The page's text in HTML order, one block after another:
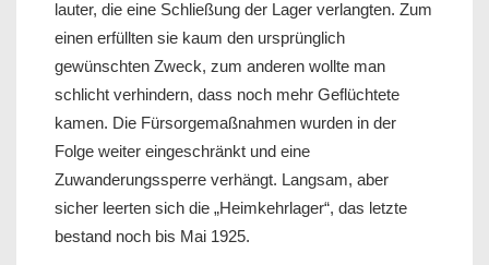
lauter, die eine Schließung der Lager verlangten. Zum
einen erfüllten sie kaum den ursprünglich
gewünschten Zweck, zum anderen wollte man
schlicht verhindern, dass noch mehr Geflüchtete
kamen. Die Fürsorgemaßnahmen wurden in der
Folge weiter eingeschränkt und eine
Zuwanderungssperre verhängt. Langsam, aber
sicher leerten sich die „Heimkehrlager“, das letzte
bestand noch bis Mai 1925.